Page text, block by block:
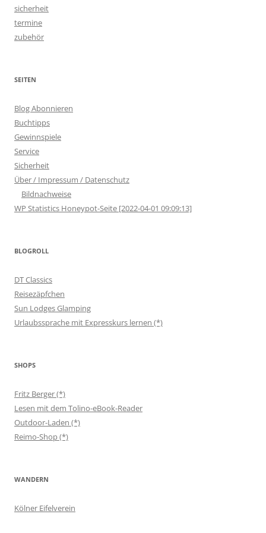
sicherheit
termine
zubehör
SEITEN
Blog Abonnieren
Buchtipps
Gewinnspiele
Service
Sicherheit
Über / Impressum / Datenschutz
Bildnachweise
WP Statistics Honeypot-Seite [2022-04-01 09:09:13]
BLOGROLL
DT Classics
Reisezäpfchen
Sun Lodges Glamping
Urlaubssprache mit Expresskurs lernen (*)
SHOPS
Fritz Berger (*)
Lesen mit dem Tolino-eBook-Reader
Outdoor-Laden (*)
Reimo-Shop (*)
WANDERN
Kölner Eifelverein